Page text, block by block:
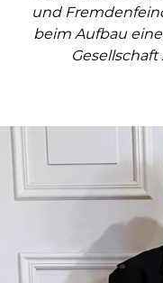
und
beim Aufbau